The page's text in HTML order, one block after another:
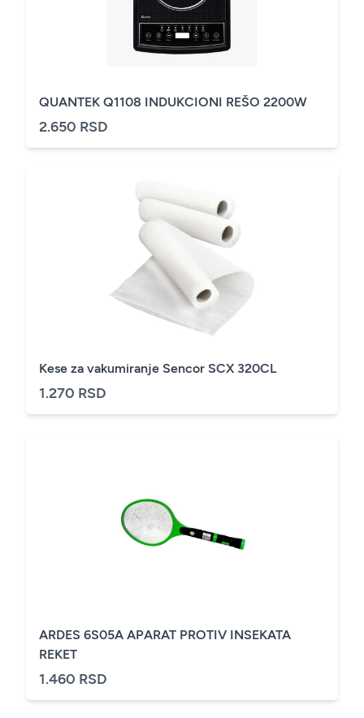
QUANTEK Q1108 INDUKCIONI REŠO 2200W
2.650 RSD
Kese za vakumiranje Sencor SCX 320CL
1.270 RSD
ARDES 6S05A APARAT PROTIV INSEKATA
REKET
1.460 RSD